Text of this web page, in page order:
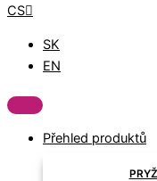
CS
SK
EN
Přehled produktů